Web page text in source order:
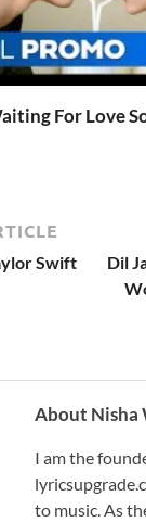
For Love
Swift
Dil
About Nisha
I am the
to music. As